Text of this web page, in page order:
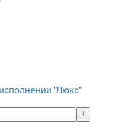
"Люкс"
+